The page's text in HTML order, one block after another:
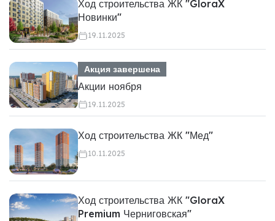
Ход строительства ЖК "GloraX
Новинки"
19.11.2025
Акция завершена
Акции ноября
19.11.2025
Ход строительства ЖК "Мед"
10.11.2025
Ход строительства ЖК "GloraX
Premium Черниговская"